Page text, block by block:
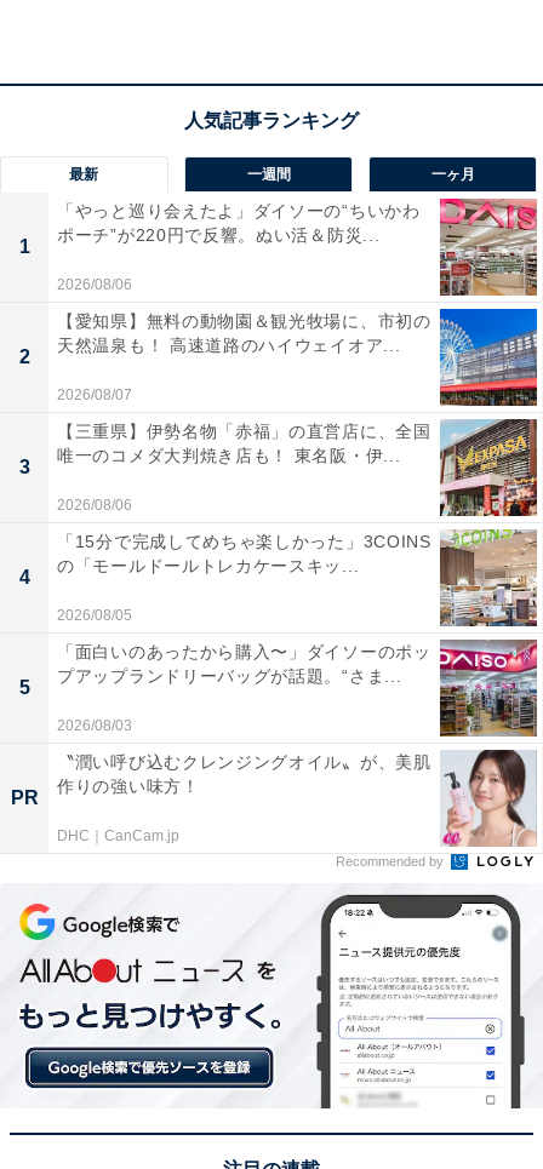
「石岡健康センター」の口コミは？
「石岡健康センター」には以下のような口コミが寄せら
れています。
光明石を使用した天然鉱石温泉や、低温でありなが
ら早い発汗作用が得られるガス遠赤外線サウナな
ど、バラエティ豊かなお風呂で体の芯から温まりリ
フレッシュできます。
お食事処「やさと亭」の定食から麺類まで豊富なメ
ニューが美味しく、ロッカーキーで一括管理して手
ぶらで清算できるシステムも非常に便利で快適で
す。
テレビ付きの休憩室や男女別の仮眠室、有料のカプ
セルルームなど、お風呂上がりにゆっくりと仮眠や
休憩を取れるスペースが充実しています。
最新 一週間 一ヶ月
1
「やっと巡り会えたよ」ダイソーの“ちいかわ
ポーチ”が220円で反響。ぬい活＆防災...
2026/08/06
2
【愛知県】無料の動物園＆観光牧場に、市初の
天然温泉も！ 高速道路のハイウェイオア...
2026/08/07
3
【三重県】伊勢名物「赤福」の直営店に、全国
唯一のコメダ大判焼き店も！ 東名阪・伊...
2026/08/06
4
「15分で完成してめちゃ楽しかった」3COINS
の「モールドールトレカケースキッ...
2026/08/05
5
「面白いのあったから購入〜」ダイソーのポッ
プアップランドリーバッグが話題。“さま...
2026/08/03
PR
〝潤い呼び込むクレンジングオイル〟が、美肌
作りの強い味方！
DHC｜CanCam.jp
Recommended by